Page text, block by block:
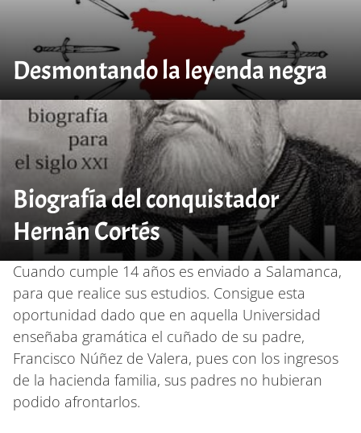
Desmontando la leyenda negra
Biografía del conquistador
Hernán Cortés
Cuando cumple 14 años es enviado a Salamanca,
para que realice sus estudios. Consigue esta
oportunidad dado que en aquella Universidad
enseñaba gramática el cuñado de su padre,
Francisco Núñez de Valera, pues con los ingresos
de la hacienda familia, sus padres no hubieran
podido afrontarlos.